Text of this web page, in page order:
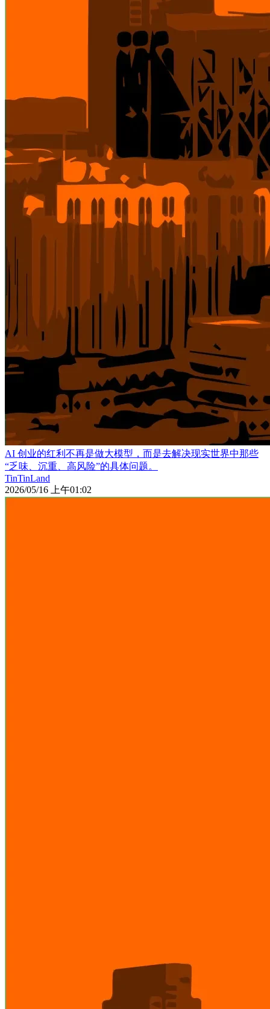
AI 创业的红利不再是做大模型，而是去解决现实世界中那些
“乏味、沉重、高风险”的具体问题。
TinTinLand
2026/05/16 上午01:02